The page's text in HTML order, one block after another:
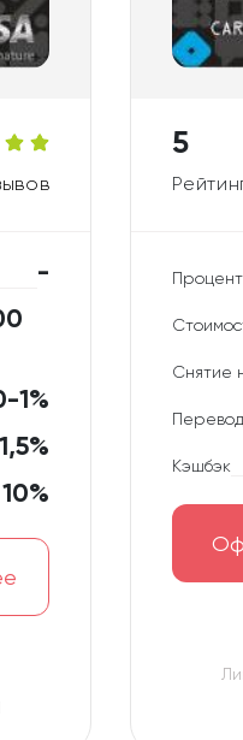
-
1%
5
Снятие
Кэшбэк